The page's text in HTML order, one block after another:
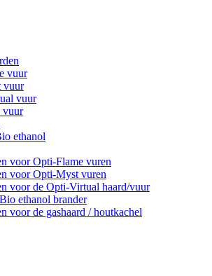
vuur
vuur
vuur
vuur
ethanol
voor Opti-Flame vuren
voor Opti-Myst vuren
voor de Opti-Virtual haard/vuur
ethanol brander
voor de gashaard / houtkachel